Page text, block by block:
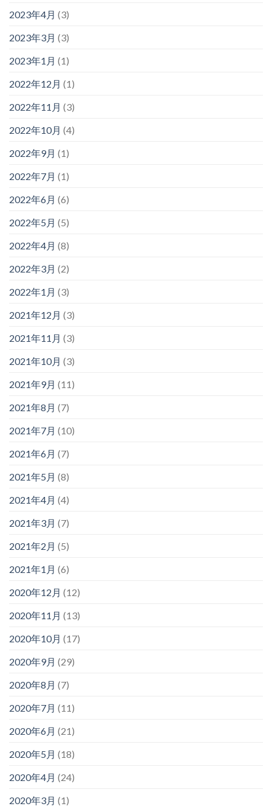
2023年4月 (3)
2023年3月 (3)
2023年1月 (1)
2022年12月 (1)
2022年11月 (3)
2022年10月 (4)
2022年9月 (1)
2022年7月 (1)
2022年6月 (6)
2022年5月 (5)
2022年4月 (8)
2022年3月 (2)
2022年1月 (3)
2021年12月 (3)
2021年11月 (3)
2021年10月 (3)
2021年9月 (11)
2021年8月 (7)
2021年7月 (10)
2021年6月 (7)
2021年5月 (8)
2021年4月 (4)
2021年3月 (7)
2021年2月 (5)
2021年1月 (6)
2020年12月 (12)
2020年11月 (13)
2020年10月 (17)
2020年9月 (29)
2020年8月 (7)
2020年7月 (11)
2020年6月 (21)
2020年5月 (18)
2020年4月 (24)
2020年3月 (1)